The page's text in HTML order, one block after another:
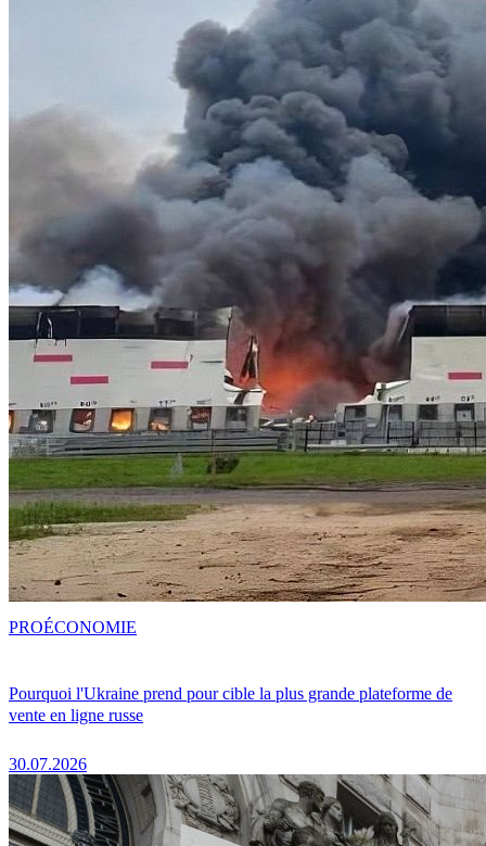
Pourquoi l'Ukraine prend pour cible la plus grande plateforme de
vente en ligne russe
30.07.2026
PROÉCONOMIE